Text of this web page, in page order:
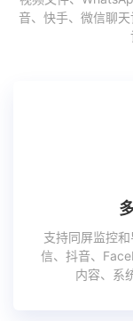
音、快手、微信聊
支持同屏监控
信、抖音、
内容、系